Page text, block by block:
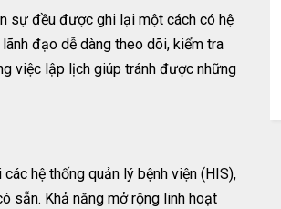
sự đều được ghi lại một cách có hệ
đạo dễ dàng theo dõi, kiểm tra
việc lập lịch giúp tránh được những
hệ thống quản lý bệnh viện (HIS),
sẵn. Khả năng mở rộng linh hoạt